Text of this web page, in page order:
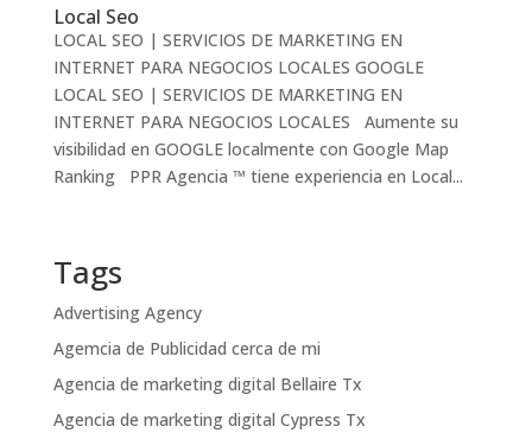
Local Seo
LOCAL SEO | SERVICIOS DE MARKETING EN
INTERNET PARA NEGOCIOS LOCALES GOOGLE
LOCAL SEO | SERVICIOS DE MARKETING EN
INTERNET PARA NEGOCIOS LOCALES Aumente su
visibilidad en GOOGLE localmente con Google Map
Ranking PPR Agencia ™ tiene experiencia en Local...
Tags
Advertising Agency
Agemcia de Publicidad cerca de mi
Agencia de marketing digital Bellaire Tx
Agencia de marketing digital Cypress Tx